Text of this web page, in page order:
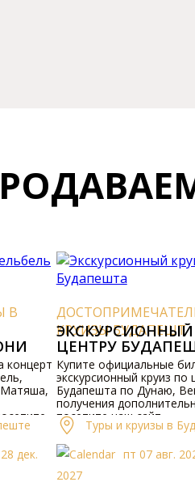
В
концерт
Матяша,
дек.
КРУИЗЫ БУДАПЕШТ
ЦЕНТРУ
Купите официальные
экскурсионный круиз по
Будапешта по Дунаю,
получения
посетите наш сайт.
Туры и круизы в
пт 07 авг.
2027